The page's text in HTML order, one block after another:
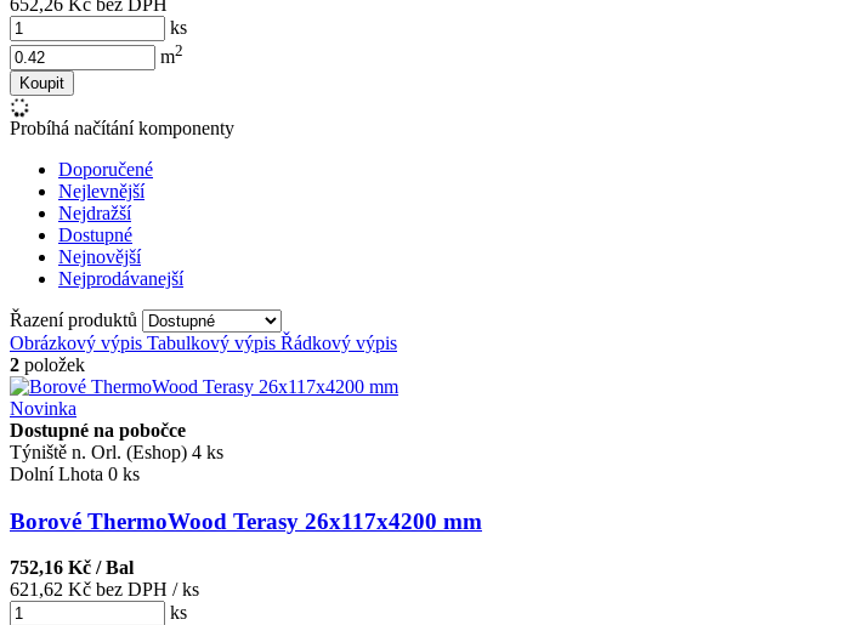
ks
m2
Koupit
Probíhá načítání komponenty
Doporučené
Nejlevnější
Nejdražší
Dostupné
Nejnovější
Nejprodávanejší
Řazení produktů
Obrázkový výpis Tabulkový výpis Řádkový výpis
2 položek
Novinka
Dostupné na pobočce
Týniště n. Orl. (Eshop) 4 ks
Dolní Lhota 0 ks
Borové ThermoWood Terasy 26x117x4200 mm
752,16 Kč / Bal
621,62 Kč bez DPH / ks
ks